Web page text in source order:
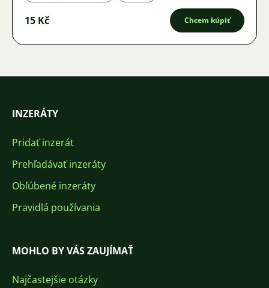
15 Kč Chcem kúpiť
INZERÁTY
Pridať inzerát
Prehľadávať inzeráty
Obľúbené inzeráty
Pravidlá používania
MOHLO BY VÁS ZAUJÍMAŤ
Najčastejšie otázky